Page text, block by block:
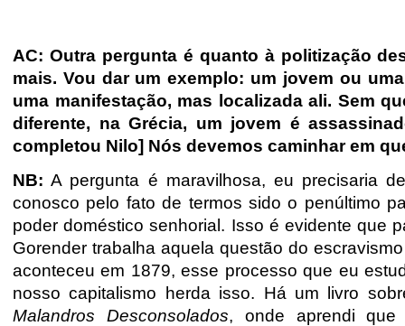
AC: Outra pergunta é quanto à politização
mais. Vou dar um exemplo: um jovem ou
uma manifestação, mas localizada ali. Sem
diferente, na Grécia, um jovem é
completou Nilo] Nós devemos caminhar em
NB: A pergunta é maravilhosa, eu precisaria
conosco pelo fato de termos sido o penúltimo
poder doméstico senhorial. Isso é evidente que
Gorender trabalha aquela questão do
aconteceu em 1879, esse processo que eu
nosso capitalismo herda isso. Há um livro
Malandros Desconsolados, onde aprendi que